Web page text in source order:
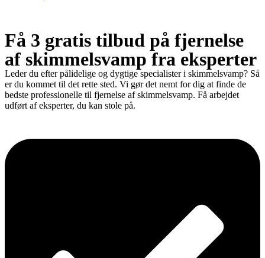
Få 3 gratis tilbud på fjernelse
af skimmelsvamp fra eksperter
Leder du efter pålidelige og dygtige specialister i skimmelsvamp? Så
er du kommet til det rette sted. Vi gør det nemt for dig at finde de
bedste professionelle til fjernelse af skimmelsvamp. Få arbejdet
udført af eksperter, du kan stole på.